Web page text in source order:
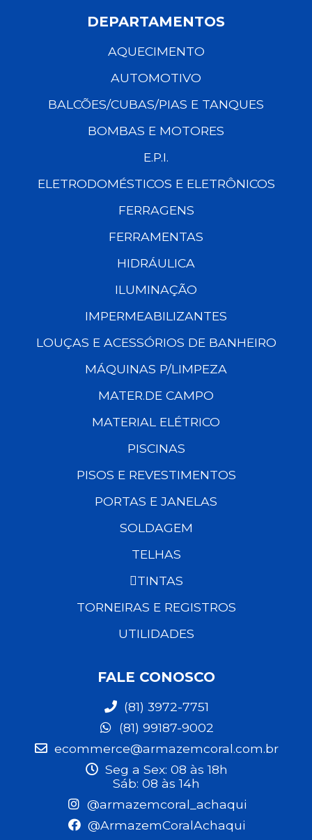
DEPARTAMENTOS
AQUECIMENTO
AUTOMOTIVO
BALCÕES/CUBAS/PIAS E TANQUES
BOMBAS E MOTORES
E.P.I.
ELETRODOMÉSTICOS E ELETRÔNICOS
FERRAGENS
FERRAMENTAS
HIDRÁULICA
ILUMINAÇÃO
IMPERMEABILIZANTES
LOUÇAS E ACESSÓRIOS DE BANHEIRO
MÁQUINAS P/LIMPEZA
MATER.DE CAMPO
MATERIAL ELÉTRICO
PISCINAS
PISOS E REVESTIMENTOS
PORTAS E JANELAS
SOLDAGEM
TELHAS
TINTAS
TORNEIRAS E REGISTROS
UTILIDADES
FALE CONOSCO
(81) 3972-7751
(81) 99187-9002
ecommerce@armazemcoral.com.br
Seg a Sex: 08 às 18h
Sáb: 08 às 14h
@armazemcoral_achaqui
@ArmazemCoralAchaqui